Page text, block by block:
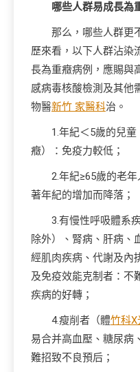
哪些人群易成長為
那么，哪些人群更
歷來看，以下人群沾染
長為重癥病例，應賜與
感病毒核酸檢測及其他
物醫新竹 家醫科治。
1.年紀＜5歲的兒
癥）：免疫力較低；
2.年紀≥65歲的老年
著年紀的增加而降落；
3.有慢性呼吸體系
除外）、腎病、肝病、
經肌肉疾病、代謝及內
及免疫效能克制者：不
疾病的好轉；
4.瘦削者（體竹科X
易合并高血壓、糖尿病
難招致不良預后；